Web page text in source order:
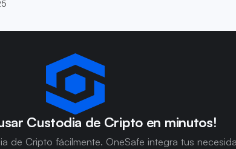
Custodia de Cripto en minutos!
de Cripto fácilmente. OneSafe integra tus